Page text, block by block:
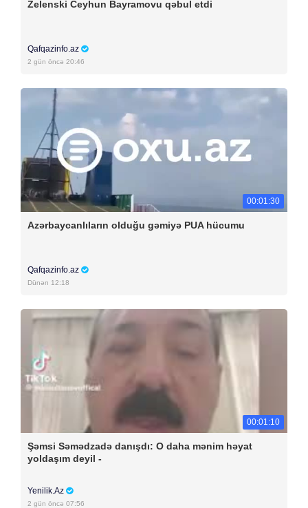
Zelenski Ceyhun Bayramovu qəbul etdi
Qafqazinfo.az
2 gün öncə 20:46
00:01:30
Azərbaycanlıların olduğu gəmiyə PUA hücumu
Qafqazinfo.az
Dünən 12:18
00:01:10
Şəmsi Səmədzadə danışdı: O daha mənim həyat
yoldaşım deyil -
Yenilik.Az
2 gün öncə 07:56